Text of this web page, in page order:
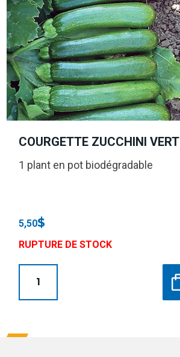
COURGETTE ZUCCHINI VERT
1 plant en pot biodégradable
5,50$
RUPTURE DE STOCK